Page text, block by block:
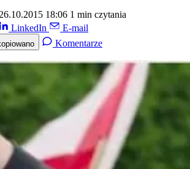
18:06 1 min czytania
LinkedIn E-mail
Komentarze